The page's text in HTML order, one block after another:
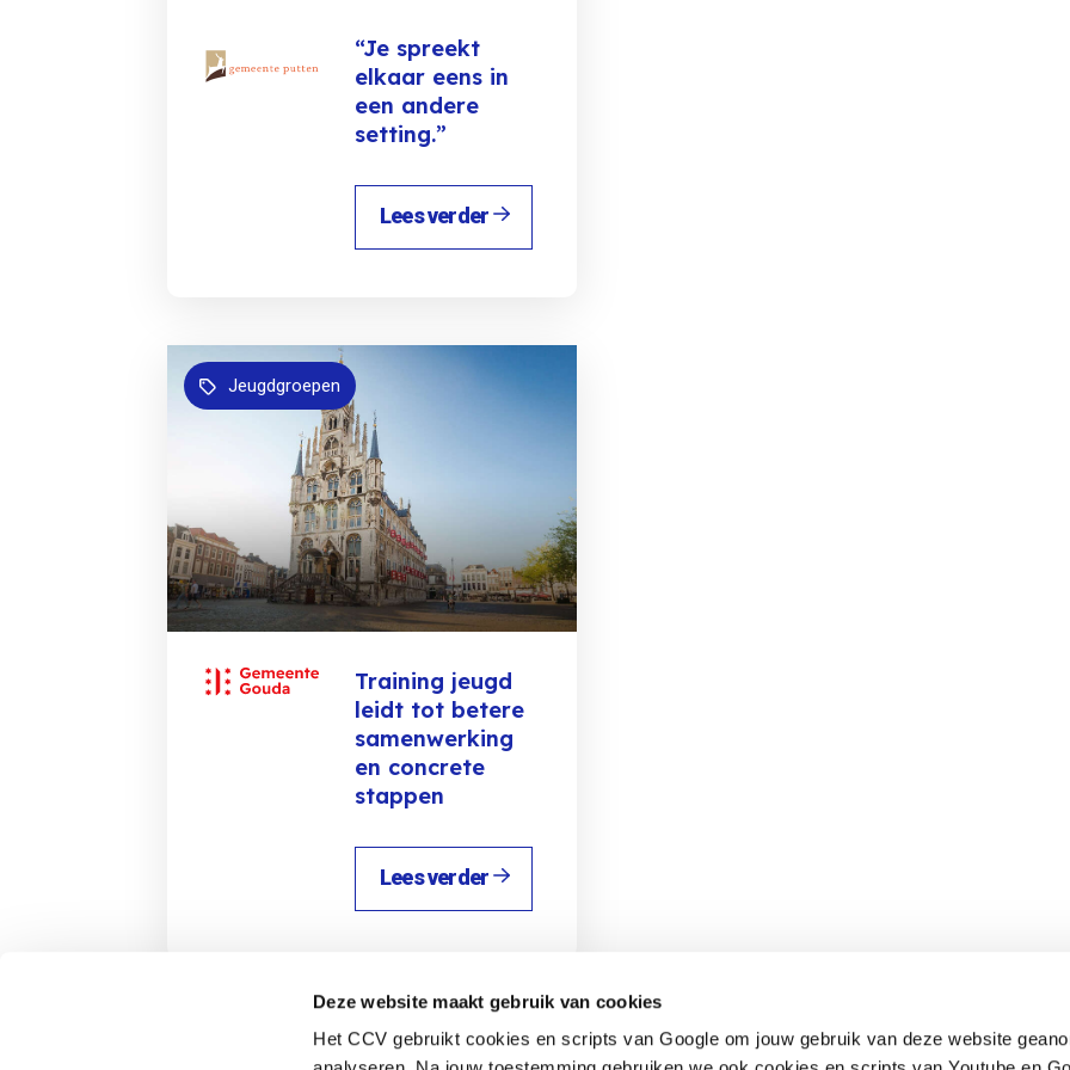
Deze website maakt gebruik van cookies
Het CCV gebruikt cookies en scripts van Google om jouw gebruik van deze website
“Je spreekt
elkaar eens in
een andere
setting.”
Lees verder
Training jeugd
leidt tot betere
samenwerking
en concrete
stappen
Lees verder
Jeugdgroepen
Churchilllaan 11
Praktijkverhalen
Documenten